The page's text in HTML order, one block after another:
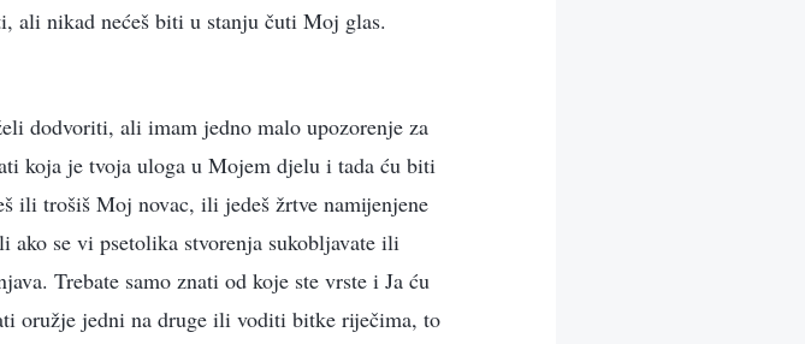
ali nikad nećeš biti u stanju čuti Moj glas.
dodvoriti, ali imam jedno malo upozorenje za
koja je tvoja uloga u Mojem djelu i tada ću biti
ili trošiš Moj novac, ili jedeš žrtve namijenjene
se vi psetolika stvorenja sukobljavate ili
Trebate samo znati od koje ste vrste i Ja ću
oružje jedni na druge ili voditi bitke riječima, to